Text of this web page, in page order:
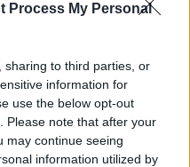
Process My Personal
sharing to third parties, or
information for
use the below opt-out
Please note that after your
may continue seeing
information utilized by